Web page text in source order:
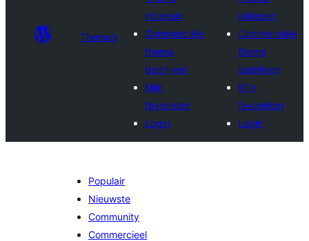
Thema’s
indienen
Commerciële
thema
bedrijven
Mijn
favorieten
Login
indienen
Commerciële
thema
bedrijven
Mijn
favorieten
Login
Populair
Nieuwste
Community
Commercieel